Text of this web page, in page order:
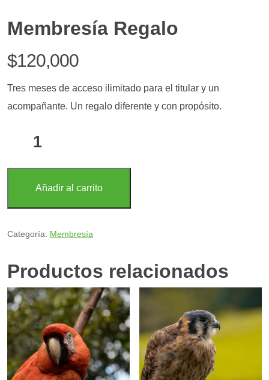
Membresía Regalo
$120,000
Tres meses de acceso ilimitado para el titular y un
acompañante. Un regalo diferente y con propósito.
Regalo
Añadir al carrito
Categoría: Membresía
Productos relacionados